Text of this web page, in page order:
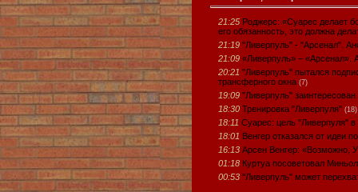
21:25 Роджерс: «Суарес делает
его обязанность, это должна
21:19 "Ливерпуль" - "Арсенал".
21:09 «Ливерпуль» – «Арсенал».
20:21 "Ливерпуль" пытался
трансферного окна (7)
19:09 "Ливерпуль"
18:30 Тренировка "Ливерпуля" (18)
18:11 Суарес: цель "Ливерпуля"
18:01 Венгер отказался от идеи
16:13 Арсен Венгер: «Возможно,
01:18 Куртуа посоветовал
00:53 "Ливерпуль" может